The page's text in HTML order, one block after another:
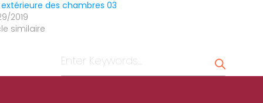
des chambres 03
2019
similaire